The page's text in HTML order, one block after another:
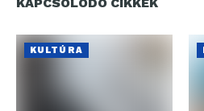
KULTÚRA